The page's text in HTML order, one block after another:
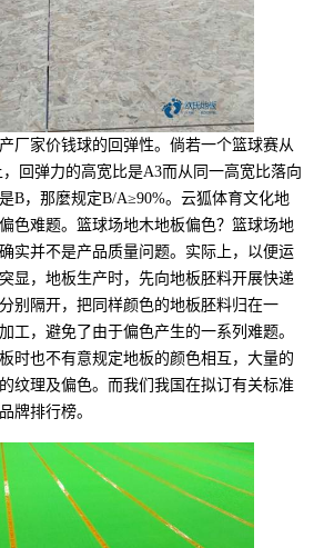
家价钱球的回弹性。倘若一个篮球赛从
回弹力的高宽比是A3而从同一高宽比落向
B，那麼规定B/A≥90%。云狐体育文化地
色难题。篮球场地木地板偏色？篮球场地
实并不是产品质量问题。实际上，以便运
显，地板生产时，先向地板胚料开展快递
别隔开，把同样颜色的地板胚料归在一
工，避免了由于偏色产生的一系列难题。
时也不有意规定地板的颜色相互，大量的
纹理及偏色。而我们我国在拟订有关标准
牌排行榜。